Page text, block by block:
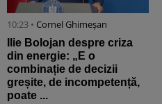
10:23 • Cornel Ghimeșan
Ilie Bolojan despre criza
din energie: „E o
combinație de decizii
greșite, de incompetență,
poate ...